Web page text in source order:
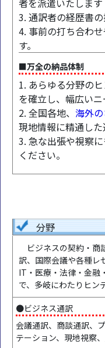
者を派遣いたします
3. 通訳者の経歴書の
4. 事前の打ち合わ
す。
■万全の納品体制
1. あらゆる分野の
を確立し、幅広いニ
2. 全国各地、 海外
現地情報に精通した
3. 急な出張や視察
ください。
分野
ビジネスの契約・商
訳、国際会議や各種レ
IT・医療・法律・金融
で、多岐にわたりヒン
●ビジネス通訳
会議通訳、商談通訳、
テーション、現地視察